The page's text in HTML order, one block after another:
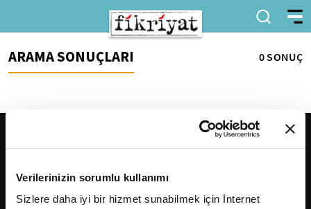
Verilerinizin sorumlu kullanımı
Sizlere daha iyi bir hizmet sunabilmek için İnternet
ARAMA SONUÇLARI 0 SONUÇ